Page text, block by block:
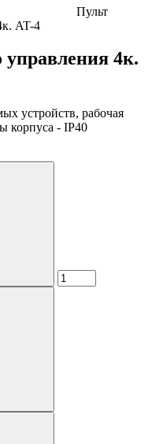
Пульт
AT-4
управления 4к.
устройств, рабочая
корпуса - IP40